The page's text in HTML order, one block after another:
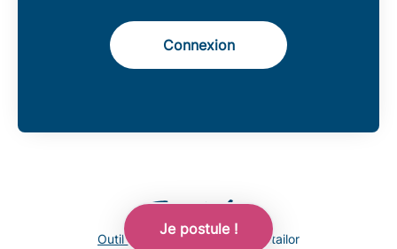
Je postule !
Connexion
Outil de recrutementde Teamtailor